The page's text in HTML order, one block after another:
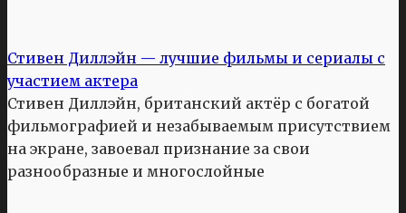
Стивен Диллэйн — лучшие фильмы и сериалы с
участием актера
Стивен Диллэйн, британский актёр с богатой
фильмографией и незабываемым присутствием
на экране, завоевал признание за свои
разнообразные и многослойные